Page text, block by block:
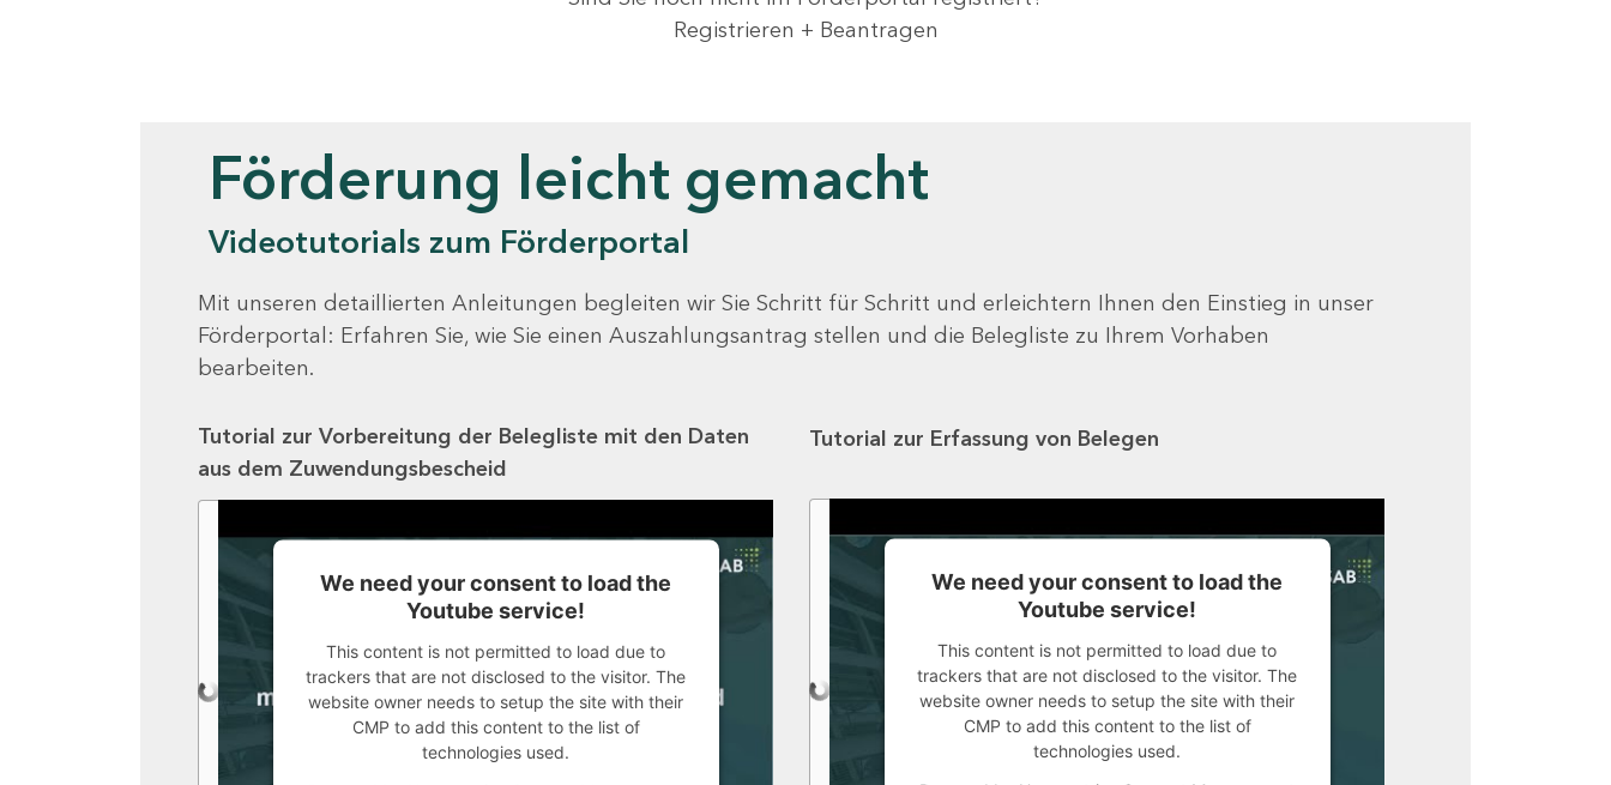
Registrieren + Beantragen
Förderung leicht gemacht
Videotutorials zum Förderportal
Mit unseren detaillierten Anleitungen begleiten wir Sie Schritt für Schritt und erleichtern Ihnen den Einstieg in unser
Förderportal: Erfahren Sie, wie Sie einen Auszahlungsantrag stellen und die Belegliste zu Ihrem Vorhaben
bearbeiten.
Tutorial zur Vorbereitung der Belegliste mit den Daten
aus dem Zuwendungsbescheid
We need your consent to load the
Youtube service!
This content is not permitted to load due to
trackers that are not disclosed to the visitor. The
website owner needs to setup the site with their
CMP to add this content to the list of
technologies used.
Tutorial zur Erfassung von Belegen
We need your consent to load the
Youtube service!
This content is not permitted to load due to
trackers that are not disclosed to the visitor. The
website owner needs to setup the site with their
CMP to add this content to the list of
technologies used.